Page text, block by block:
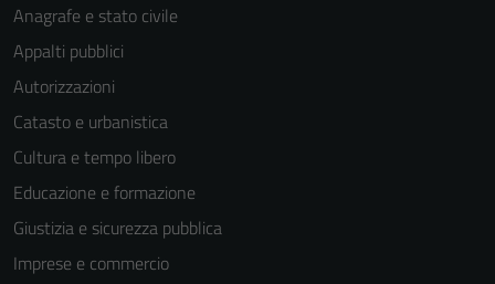
Anagrafe e stato civile
Appalti pubblici
Autorizzazioni
Catasto e urbanistica
Cultura e tempo libero
Educazione e formazione
Giustizia e sicurezza pubblica
Imprese e commercio